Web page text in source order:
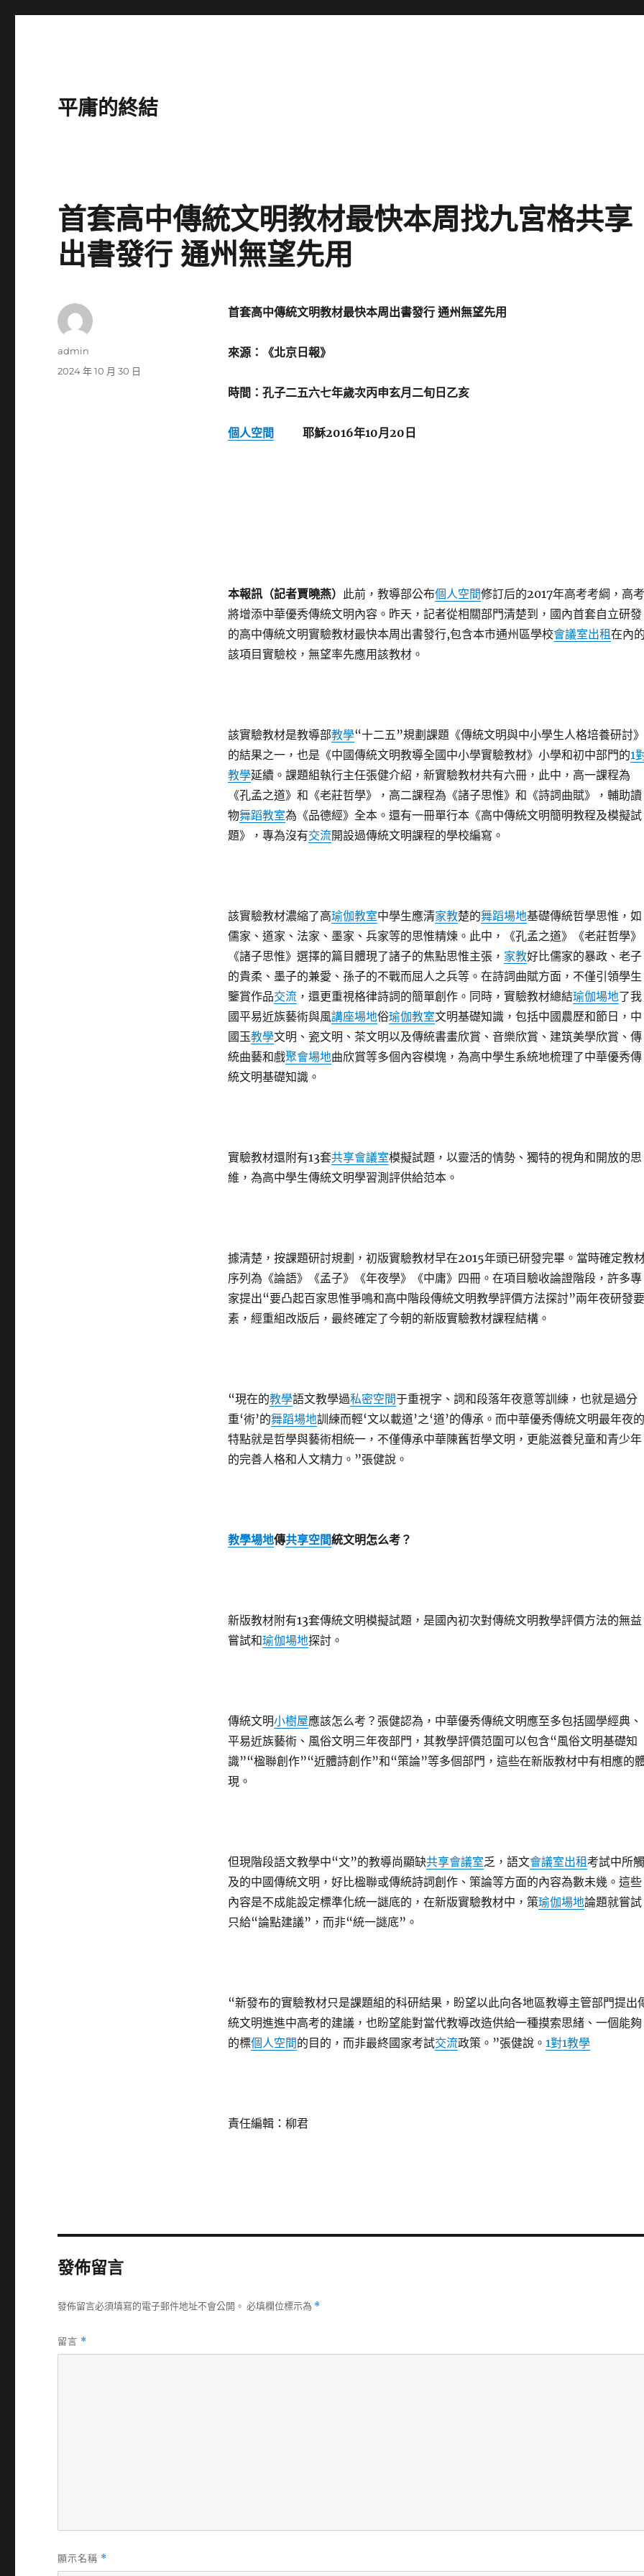
平庸的終結
首套高中傳統文明教材最快本周找九宮格共享
出書發行 通州無望先用
首套高中傳統文明教材最快本周出書發行 通州無望先用
來源：《北京日報》
時間：孔子二五六七年歲次丙申玄月二旬日乙亥
個人空間 耶穌2016年10月20日
本報訊（記者賈曉燕） 此前，教導部公布個人空間修訂后的2017年高考考綱，高考
將增添中華優秀傳統文明內容。昨天，記者從相關部門清楚到，國內首套自立研發
的高中傳統文明實驗教材最快本周出書發行,包含本市通州區學校會議室出租在內
該項目實驗校，無望率先應用該教材。
該實驗教材是教導部教學“十二五”規劃課題《傳統文明與中小學生人格培養研討》
的結果之一，也是《中國傳統文明教導全國中小學實驗教材》小學和初中部門的1
教學延續。課題組執行主任張健介紹，新實驗教材共有六冊，此中，高一課程為
《孔孟之道》和《老莊哲學》，高二課程為《諸子思惟》和《詩詞曲賦》，輔助讀
物舞蹈教室為《品德經》全本。還有一冊單行本《高中傳統文明簡明教程及模擬試
題》，專為沒有交流開設過傳統文明課程的學校編寫。
該實驗教材濃縮了高瑜伽教室中學生應清家教楚的舞蹈場地基礎傳統哲學思惟，如
儒家、道家、法家、墨家、兵家等的思惟精煉。此中，《孔孟之道》《老莊哲學》
《諸子思惟》選擇的篇目體現了諸子的焦點思惟主張， 家教好比儒家的暴政、老子
的貴柔、墨子的兼愛、孫子的不戰而屈人之兵等。在詩詞曲賦方面，不僅引領學生
鑒賞作品交流 ，還更重視格律詩詞的簡單創作。同時，實驗教材總結瑜伽場地了我
國平易近族藝術與風講座場地俗瑜伽教室文明基礎知識，包括中國農歷和節日，中
國玉教學文明、瓷文明、茶文明以及傳統書畫欣賞、音樂欣賞、建筑美學欣賞、傳
統曲藝和戲聚會場地曲欣賞等多個內容模塊，為高中學生系統地梳理了中華優秀傳
統文明基礎知識。
實驗教材還附有13套共享會議室模擬試題，以靈活的情勢、獨特的視角和開放的思
維，為高中學生傳統文明學習測評供給范本。
據清楚，按課題研討規劃，初版實驗教材早在2015年頭已研發完畢。當時確定教
序列為《論語》《孟子》《年夜學》《中庸》四冊。在項目驗收論證階段，許多專
家提出“要凸起百家思惟爭鳴和高中階段傳統文明教學評價方法探討”兩年夜研發要
素，經重組改版后，最終確定了今朝的新版實驗教材課程結構。
“現在的教學語文教學過私密空間于重視字、詞和段落年夜意等訓練，也就是過分
重‘術’的舞蹈場地訓練而輕‘文以載道’之‘道’的傳承。而中華優秀傳統文明最年夜的
特點就是哲學與藝術相統一，不僅傳承中華陳舊哲學文明，更能滋養兒童和青少年
的完善人格和人文精力。”張健說。
教學場地傳共享空間統文明怎么考？
新版教材附有13套傳統文明模擬試題，是國內初次對傳統文明教學評價方法的無益
嘗試和瑜伽場地探討。
傳統文明小樹屋應該怎么考？張健認為，中華優秀傳統文明應至多包括國學經典、
平易近族藝術、風俗文明三年夜部門，其教學評價范圍可以包含“風俗文明基礎知
識”“楹聯創作”“近體詩創作”和“策論”等多個部門，這些在新版教材中有相應的
現。
但現階段語文教學中“文”的教導尚顯缺共享會議室乏，語文會議室出租考試中所觸
及的中國傳統文明，好比楹聯或傳統詩詞創作、策論等方面的內容為數未幾。這些
內容是不成能設定標準化統一謎底的，在新版實驗教材中，策瑜伽場地論題就嘗試
只給“論點建議”，而非“統一謎底”。
“新發布的實驗教材只是課題組的科研結果，盼望以此向各地區教導主管部門提出
統文明進進中高考的建議，也盼望能對當代教導改造供給一種摸索思緒、一個能夠
的標個人空間的目的，而非最終國家考試交流政策。”張健說。 1對1教學
責任編輯：柳君
作
admin
發
2024 年 10 月 30 日
發佈留言
發佈留言必須填寫的電子郵件地址不會公開。 必填欄位標示為 *
留言 *
顯示名稱 *